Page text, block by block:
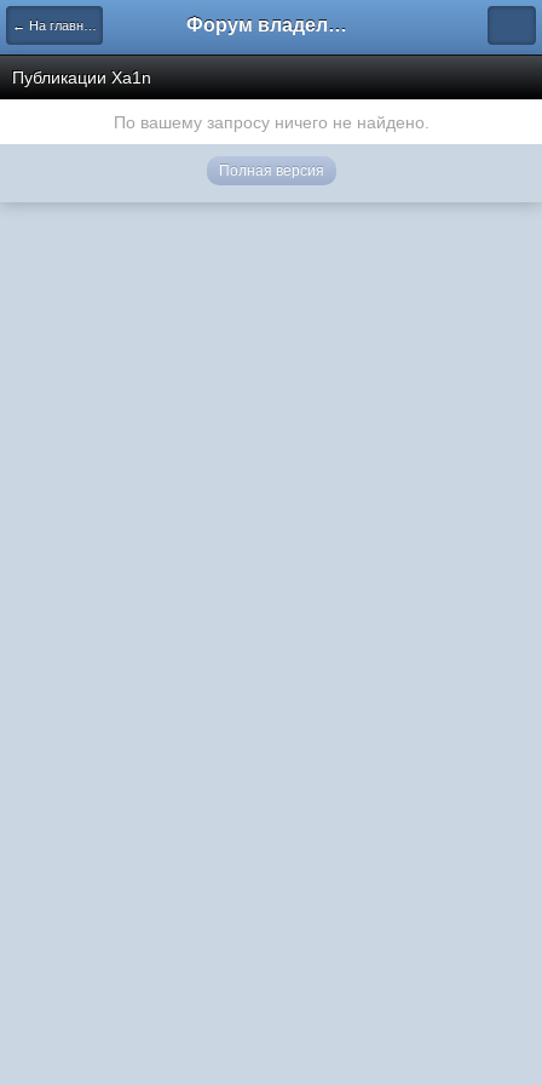
← На главную Форум владельцев интернет-магазинов
Публикации Xa1n
По вашему запросу ничего не найдено.
Полная версия